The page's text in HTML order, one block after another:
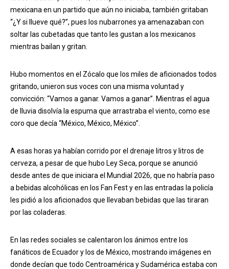
mexicana en un partido que aún no iniciaba, también gritaban
“¿Y si llueve qué?”, pues los nubarrones ya amenazaban con
soltar las cubetadas que tanto les gustan a los mexicanos
mientras bailan y gritan.
Hubo momentos en el Zócalo que los miles de aficionados todos
gritando, unieron sus voces con una misma voluntad y
convicción: “Vamos a ganar. Vamos a ganar”. Mientras el agua
de lluvia disolvía la espuma que arrastraba el viento, como ese
coro que decía “México, México, México”.
A esas horas ya habían corrido por el drenaje litros y litros de
cerveza, a pesar de que hubo Ley Seca, porque se anunció
desde antes de que iniciara el Mundial 2026, que no habría paso
a bebidas alcohólicas en los Fan Fest y en las entradas la policía
les pidió a los aficionados que llevaban bebidas que las tiraran
por las coladeras.
En las redes sociales se calentaron los ánimos entre los
fanáticos de Ecuador y los de México, mostrando imágenes en
donde decían que todo Centroamérica y Sudamérica estaba con